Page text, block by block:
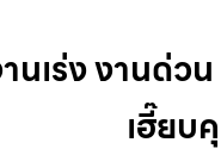
นเร่ง งานด่ว
เฮี๊ยบ